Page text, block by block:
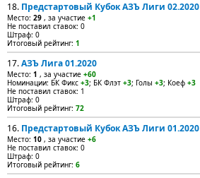
18. Предстартовый Кубок АЗЪ Лиги 02.2020
Место: 29 , за участие +1
Не поставил ставок: 0
Штраф: 0
Итоговый рейтинг: 1
17.АЗЪ Лига 01.2020
Место: 1 , за участие +60
Номинации: БК Фикс +3; БК Флэт +3; Голы +3; Коеф +3
Не поставил ставок: 1
Штраф: 0
Итоговый рейтинг: 72
16. Предстартовый Кубок АЗЪ Лиги 01.2020
Место: 10 , за участие +6
Не поставил ставок: 0
Штраф: 0
Итоговый рейтинг: 6